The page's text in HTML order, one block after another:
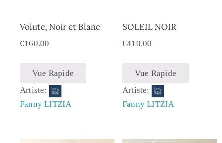
Volute, Noir et Blanc
€160.00
Vue Rapide
Artiste:
Fanny LITZIA
SOLEIL NOIR
€410.00
Vue Rapide
Artiste:
Fanny LITZIA